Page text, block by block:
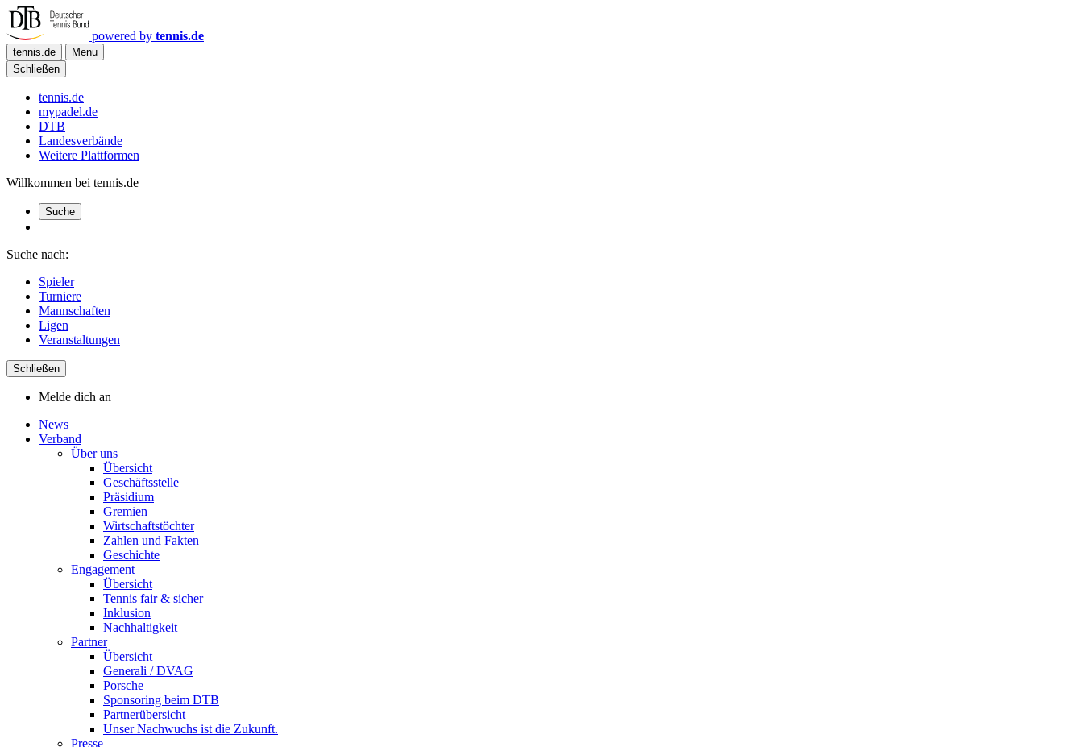
powered by tennis.de
tennis.de
Menu
Schließen
tennis.de
mypadel.de
DTB
Landesverbände
Weitere Plattformen
Willkommen bei tennis.de
Suche
Suche nach:
Spieler
Turniere
Mannschaften
Ligen
Veranstaltungen
Schließen
Melde dich an
News
Verband
Über uns
Übersicht
Geschäftsstelle
Präsidium
Gremien
Wirtschaftstöchter
Zahlen und Fakten
Geschichte
Engagement
Übersicht
Tennis fair & sicher
Inklusion
Nachhaltigkeit
Partner
Übersicht
Generali / DVAG
Porsche
Sponsoring beim DTB
Partnerübersicht
Unser Nachwuchs ist die Zukunft.
Presse